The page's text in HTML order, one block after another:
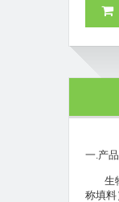
一 产
生
称填料